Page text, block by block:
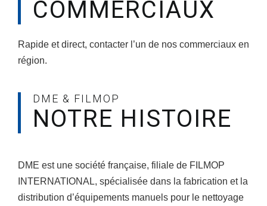
COMMERCIAUX
Rapide et direct, contacter l’un de nos commerciaux en
région.
DME & FILMOP
NOTRE HISTOIRE
DME est une société française, filiale de FILMOP
INTERNATIONAL, spécialisée dans la fabrication et la
distribution d’équipements manuels pour le nettoyage